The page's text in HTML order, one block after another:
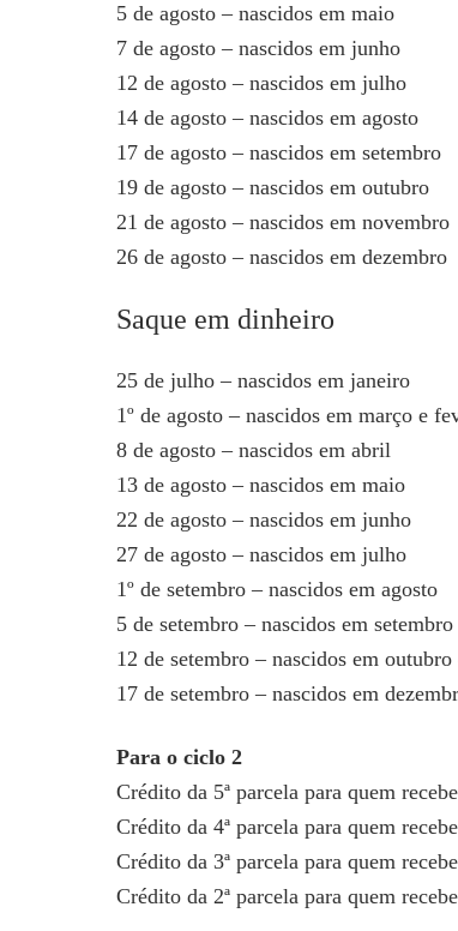
5 de agosto – nascidos em maio
7 de agosto – nascidos em junho
12 de agosto – nascidos em julho
14 de agosto – nascidos em agosto
17 de agosto – nascidos em setembro
19 de agosto – nascidos em outubro
21 de agosto – nascidos em novembro
26 de agosto – nascidos em dezembro
Saque em dinheiro
25 de julho – nascidos em janeiro
1º de agosto – nascidos em março e
8 de agosto – nascidos em abril
13 de agosto – nascidos em maio
22 de agosto – nascidos em junho
27 de agosto – nascidos em julho
1º de setembro – nascidos em agosto
5 de setembro – nascidos em setembro
12 de setembro – nascidos em
17 de setembro – nascidos em
Para o ciclo 2
Crédito da 5ª parcela para quem
Crédito da 4ª parcela para quem
Crédito da 3ª parcela para quem
Crédito da 2ª parcela para quem